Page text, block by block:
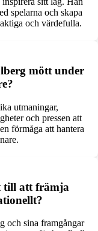
spelarna och skapa
och värdefulla.
mött under
utmaningar,
och pressen att
förmåga att hantera
till att främja
och sina framgångar